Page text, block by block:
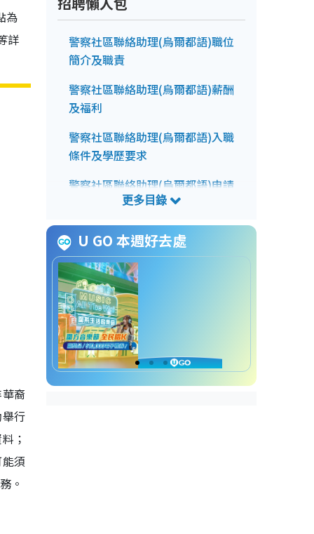
為
詳
裔
行
；
須
。
警察社區聯絡助理(烏爾都語)職位
簡介及職責
警察社區聯絡助理(烏爾都語)薪酬
及福利
警察社區聯絡助理(烏爾都語)入職
條件及學歷要求
警察社區聯絡助理(烏爾都語)申請
前注意事項
警察社區聯絡助理(烏爾都語)申請
方法
警察社區聯絡助理(烏爾都語)截止
申請日期
警察社區聯絡助理(烏爾都語)招聘
查詢方法
U GO 本週好去處